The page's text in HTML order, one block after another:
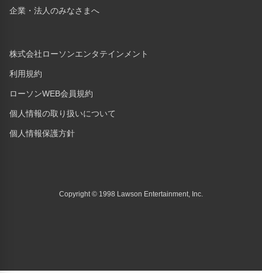
企業・法人のみなさまへ
株式会社ローソンエンタテインメント
利用規約
ローソンWEB会員規約
個人情報の取り扱いについて
個人情報保護方針
Copyright © 1998 Lawson Entertainment, Inc.